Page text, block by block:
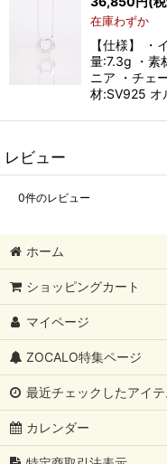
在庫わずか
【仕様】
量:7.3g ・素
ニア ・チェ
材:SV925 オ
レビュー
0件のレビュー
ホーム
ショッピングカート
マイページ
ZOCALO特集ページ
最近チェックしたアイテ
カレンダー